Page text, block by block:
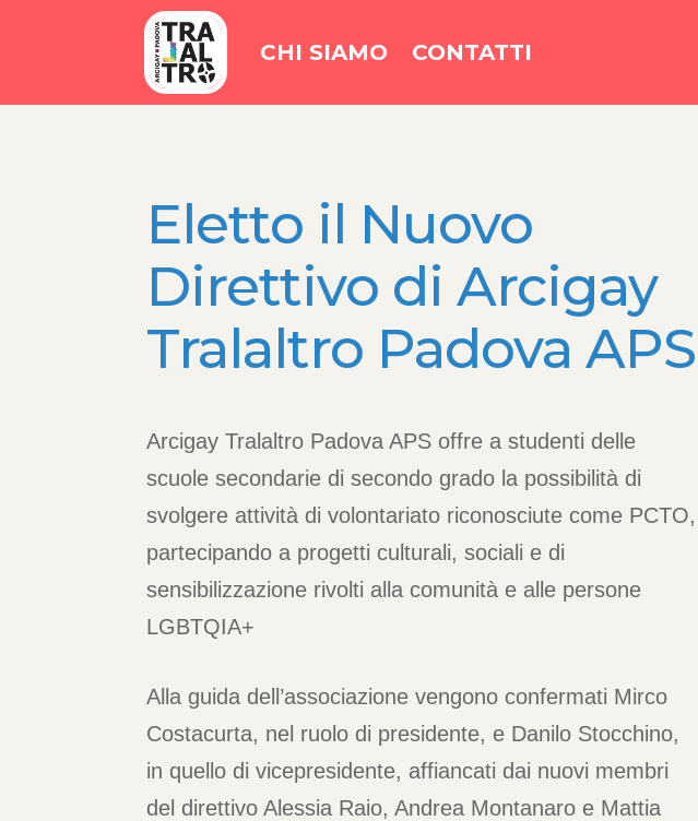
CHI SIAMO CONTATTI
Eletto il Nuovo
Direttivo di Arcigay
Tralaltro Padova APS
Arcigay Tralaltro Padova APS offre a studenti delle
scuole secondarie di secondo grado la possibilità di
svolgere attività di volontariato riconosciute come PCTO,
partecipando a progetti culturali, sociali e di
sensibilizzazione rivolti alla comunità e alle persone
LGBTQIA+
Alla guida dell’associazione vengono confermati Mirco
Costacurta, nel ruolo di presidente, e Danilo Stocchino,
in quello di vicepresidente, affiancati dai nuovi membri
del direttivo Alessia Raio, Andrea Montanaro e Mattia